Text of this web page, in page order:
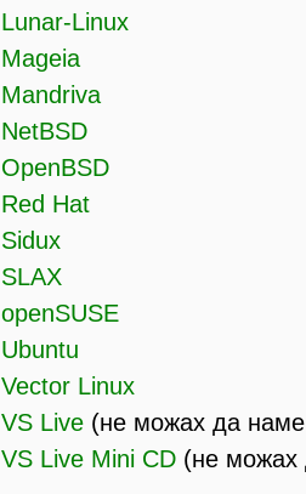
Lunar-Linux
Mageia
Mandriva
NetBSD
OpenBSD
Red Hat
Sidux
SLAX
openSUSE
Ubuntu
Vector Linux
VS Live (не можах да
VS Live Mini CD (не